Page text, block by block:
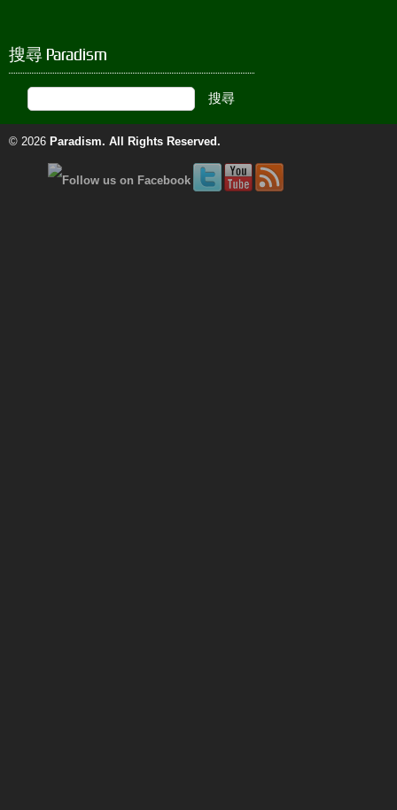
搜尋 Paradism
© 2026 Paradism. All Rights Reserved.